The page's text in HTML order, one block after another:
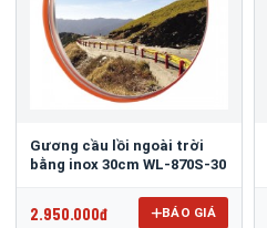
Gương cầu lồi ngoài trời
bằng inox 30cm WL-870S-30
2.950.000đ BÁO GIÁ